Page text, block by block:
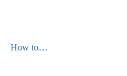
How to…